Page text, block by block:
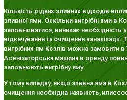
Кількість рідких зливних відходів
зливної ями. Оскільки вигрібні ями в
заповнюватися, виникає необхідність
відкачування та очищення каналізації.
вигрібних ям Козлів можна замовити в
Асенізаторська машина в оренду
заповнюють вигрібну яму.
У тому випадку, якщо зливна яма в
очищення необхідна наявність,